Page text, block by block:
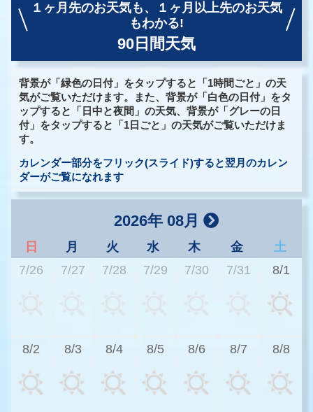
１ヶ月先のお天気も、
１ヶ月以上先のお天気
もわかる!
90日間天気
背景が「緑色の日付」をタップすると「1時間ごと」の天
気がご覧いただけます。また、背景が「白色の日付」をタ
ップすると「日中と夜間」の天気、背景が「グレーの日
付」をタップすると「1日ごと」の天気がご覧いただけま
す。
カレンダー部分をフリック(スライド)すると翌月のカレン
ダーがご覧になれます
2026年 08月
日 月 火 水 木 金
土
7/26
7/27 7/28 7/29 7/30 7/31 8/1
8/2 8/3 8/4 8/5 8/6 8/7 8/8